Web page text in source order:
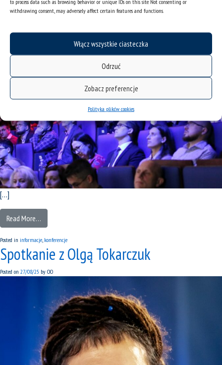
to process data such as browsing behavior or unique IDs on this site. Not consenting or
withdrawing consent, may adversely affect certain features and functions.
Włącz wszystkie ciasteczka
Odrzuć
Zobacz preferencje
Polityka plików cookies
Posted inartykuły, projekty naukowe Taggednauki fizyczne, STEM
49. Zjazd Fizyków Polskich w Katowicach
Posted on
[…]
Read More…
Posted in informacje konferencje
Spotkanie z Olgą Tokarczuk
Posted on 27/08/25 by OO